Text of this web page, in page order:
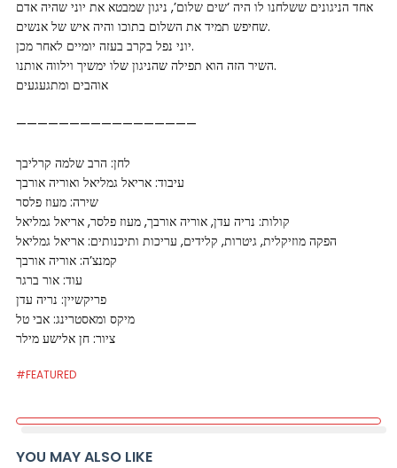
אחד הניגונים ששלחנו לו היה ‘שים שלום’, ניגון שמבטא את יוני שהיה אדם
שחיפש תמיד את השלום בתוכו והיה איש של אנשים.
יוני נפל בקרב בעזה יומיים לאחר מכן.
השיר הזה הוא תפילה שהניגון שלו ימשיך וילווה אותנו.
אוהבים ומתגעגעים
—————————————————
לחן: הרב שלמה קרליבך
עיבוד: אריאל גמליאל ואוריה אורבך
שירה: מעוז פלסר
קולות: נריה עדן, אוריה אורבך, מעוז פלסר, אריאל גמליאל
הפקה מוזיקלית, גיטרות, קלידים, עריכות ותיכנותים: אריאל גמליאל
קמנצ’ה: אוריה אורבך
עוד: אור ברגר
פריקשיין: נריה עדן
מיקס ומאסטרינג: אבי טל
ציור: חן אלישע מילר
#FEATURED
YOU MAY ALSO LIKE